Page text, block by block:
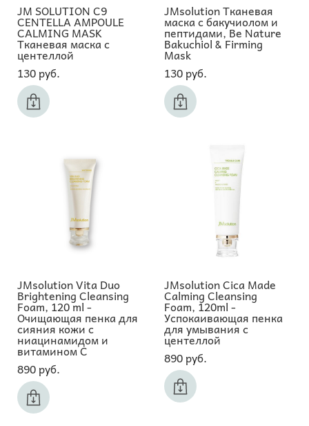
JM SOLUTION C9
CENTELLA AMPOULE
CALMING MASK
Тканевая маска с
центеллой
130 pуб.
JMsolution Тканевая
маска с бакучиолом и
пептидами, Be Nature
Bakuchiol & Firming
Mask
130 pуб.
JMsolution Vita Duo
Brightening Cleansing
Foam, 120 ml -
Очищающая пенка для
сияния кожи с
ниацинамидом и
витамином С
890 pуб.
JMsolution Cica Made
Calming Cleansing
Foam, 120ml -
Успокаивающая пенка
для умывания с
центеллой
890 pуб.